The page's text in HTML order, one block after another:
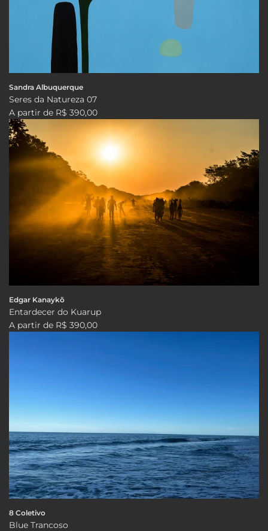
Sandra Albuquerque
Seres da Natureza 07
A partir de R$ 390,00
Edgar Kanaykõ
Entardecer do Kuarup
A partir de R$ 390,00
8 Coletivo
Blue Trancoso